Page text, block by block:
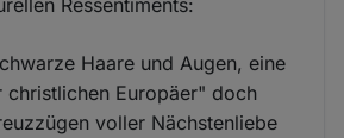
Haare und Augen, eine
christlichen Europäer" doch
voller Nächstenliebe